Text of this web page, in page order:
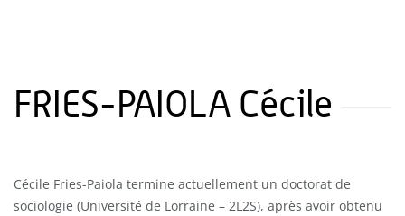
FRIES-PAIOLA Cécile
Cécile Fries-Paiola termine actuellement un doctorat de
sociologie (Université de Lorraine – 2L2S), après avoir obtenu